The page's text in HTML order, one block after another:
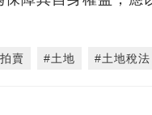
賣 #土地 #土地稅法